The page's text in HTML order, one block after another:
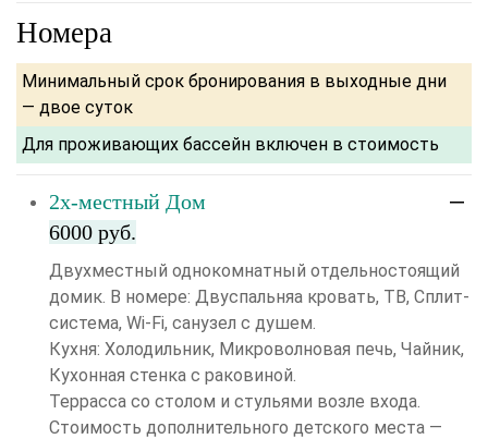
Номера
Минимальный срок бронирования в выходные дни
— двое суток
Для проживающих бассейн включен в стоимость
2х-местный Дом
6000 руб.
Двухместный однокомнатный отдельностоящий
домик. В номере: Двуспальняа кровать, ТВ, Сплит-
система, Wi-Fi, санузел с душем.
Кухня: Холодильник, Микроволновая печь, Чайник,
Кухонная стенка с раковиной.
Террасса со столом и стульями возле входа.
Стоимость дополнительного детского места —